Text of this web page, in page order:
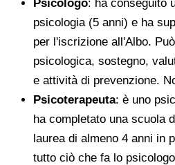
Psicologo: ha conseguito
psicologia (5 anni) e ha
per l'iscrizione all'Albo.
psicologica, sostegno,
e attività di prevenzione.
Psicoterapeuta: è uno
ha completato una scuola
laurea di almeno 4 anni in
tutto ciò che fa lo